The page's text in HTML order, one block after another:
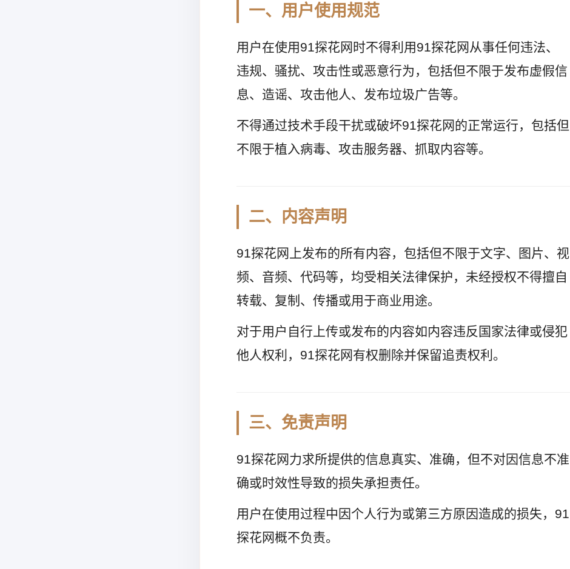
一、用户使用规范
用户在使用91探花网时不得利用91探花网从事任何违法、
违规、骚扰、攻击性或恶意行为，包括但不限于发布虚假信
息、造谣、攻击他人、发布垃圾广告等。
不得通过技术手段干扰或破坏91探花网的正常运行，包括但
不限于植入病毒、攻击服务器、抓取内容等。
二、内容声明
91探花网上发布的所有内容，包括但不限于文字、图片、视
频、音频、代码等，均受相关法律保护，未经授权不得擅自
转载、复制、传播或用于商业用途。
对于用户自行上传或发布的内容如内容违反国家法律或侵犯
他人权利，91探花网有权删除并保留追责权利。
三、免责声明
91探花网力求所提供的信息真实、准确，但不对因信息不准
确或时效性导致的损失承担责任。
用户在使用过程中因个人行为或第三方原因造成的损失，91
探花网概不负责。